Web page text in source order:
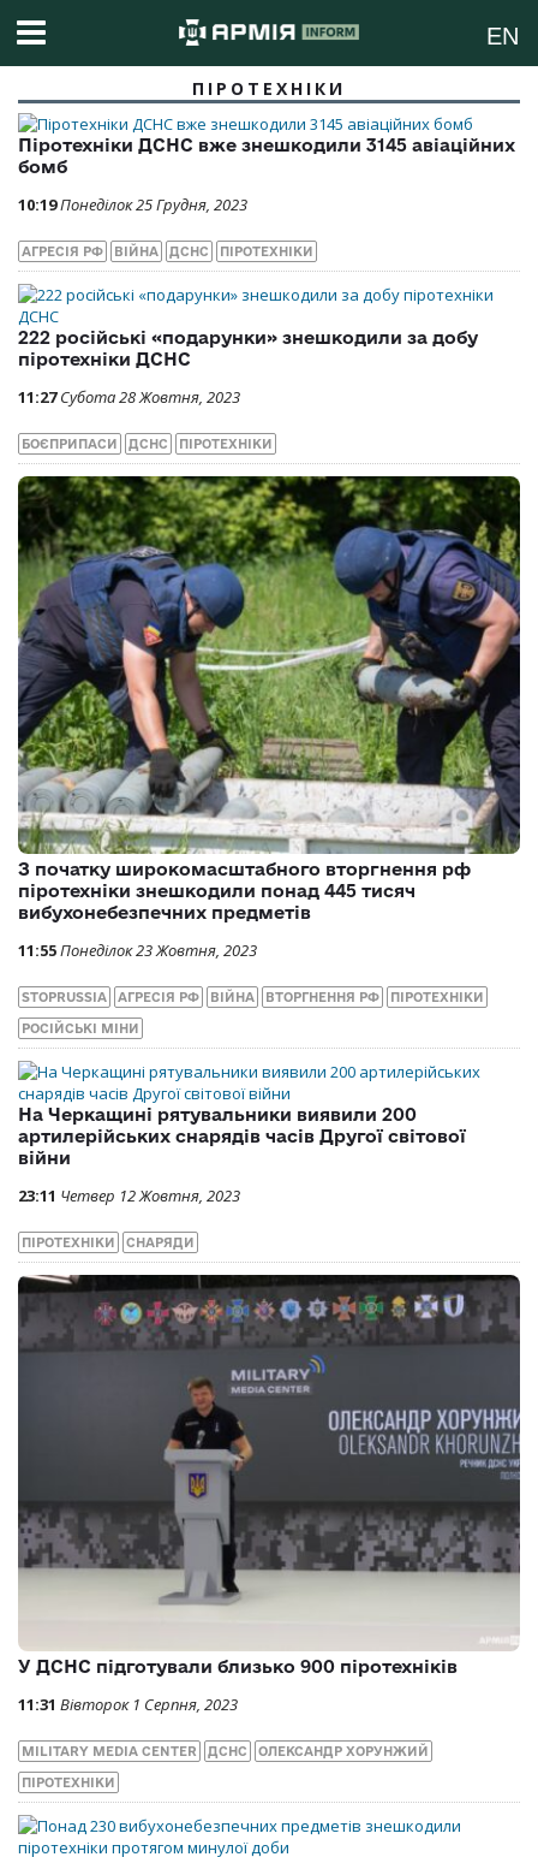
EN
ПІРОТЕХНІКИ
Піротехніки ДСНС вже знешкодили 3145 авіаційних
бомб
10:19Понеділок 25 Грудня, 2023
АГРЕСІЯ РФ ВІЙНА ДСНС ПІРОТЕХНІКИ
222 російські «подарунки» знешкодили за добу
піротехніки ДСНС
11:27 Субота 28 Жовтня, 2023
БОЄПРИПАСИ ДСНС ПІРОТЕХНІКИ
З початку широкомасштабного вторгнення рф
піротехніки знешкодили понад 445 тисяч
вибухонебезпечних предметів
11:55Понеділок 23 Жовтня, 2023
STOPRUSSIA АГРЕСІЯ РФ ВІЙНА ВТОРГНЕННЯ РФ ПІРОТЕХНІКИ
РОСІЙСЬКІ МІНИ
На Черкащині рятувальники виявили 200
артилерійських снарядів часів Другої світової
війни
23:11 Четвер 12 Жовтня, 2023
ПІРОТЕХНІКИ СНАРЯДИ
У ДСНС підготували близько 900 піротехніків
11:31 Вівторок 1 Серпня, 2023
MILITARY MEDIA CENTER ДСНС ОЛЕКСАНДР ХОРУНЖИЙ
ПІРОТЕХНІКИ